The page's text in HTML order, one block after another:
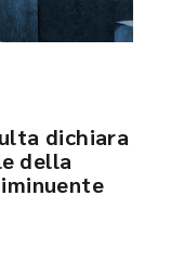
dichiara
della